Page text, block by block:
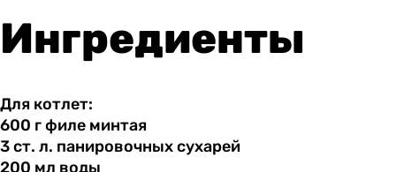
Ингредиенты
Для котлет:
600 гфиле минтая
3 ст. л. панировочных сухарей
200 мл воды